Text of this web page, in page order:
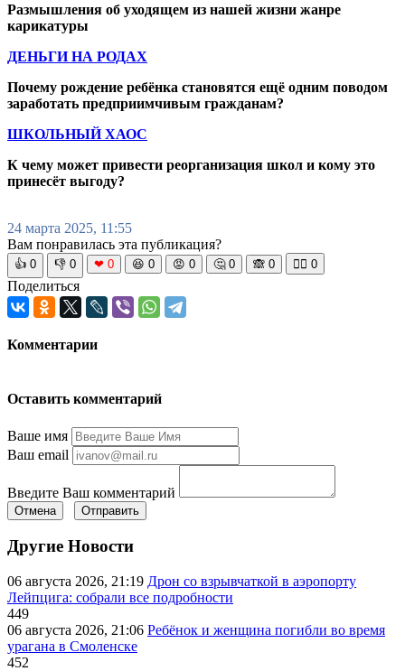
Размышления об уходящем из нашей жизни жанре
карикатуры
ДЕНЬГИ НА РОДАХ
Почему рождение ребёнка становятся ещё одним поводом
заработать предприимчивым гражданам?
ШКОЛЬНЫЙ ХАОС
К чему может привести реорганизация школ и кому это
принесёт выгоду?
24 марта 2025, 11:55
Вам понравилась эта публикация?
👍 0 👎 0 ❤ 0 😆 0 😡 0 🤔 0 🙈 0 🧘‍♀️ 0
Поделиться
Комментарии
Оставить комментарий
Ваше имя
Ваш email
Введите Ваш комментарий
Отмена Отправить
Другие Новости
06 августа 2026, 21:19 Дрон со взрывчаткой в аэропорту
Лейпцига: собрали все подробности
449
06 августа 2026, 21:06 Ребёнок и женщина погибли во время
урагана в Смоленске
452